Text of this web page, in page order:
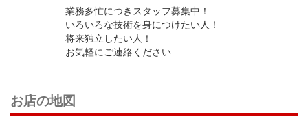
業務多忙につきスタッフ募集中！
いろいろな技術を身につけたい人！
将来独立したい人！
お気軽にご連絡ください
お店の地図